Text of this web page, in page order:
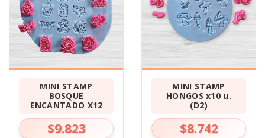
MINI STAMP
BOSQUE
ENCANTADO X12
$9.823
MINI STAMP
HONGOS x10 u.
(D2)
$8.742